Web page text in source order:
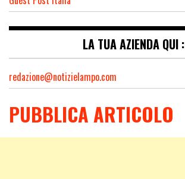
LA TUA AZIENDA QUI :
redazione@notizielampo.com
PUBBLICA ARTICOLO